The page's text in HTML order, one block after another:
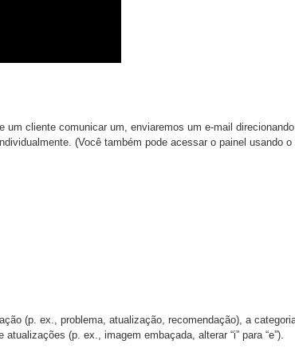
cliente comunicar um, enviaremos um e-mail
(Você também pode acessar o painel usando o
(p. ex., problema, atualização, recomendação), a
(p. ex., imagem embaçada, alterar “i” para “e”).